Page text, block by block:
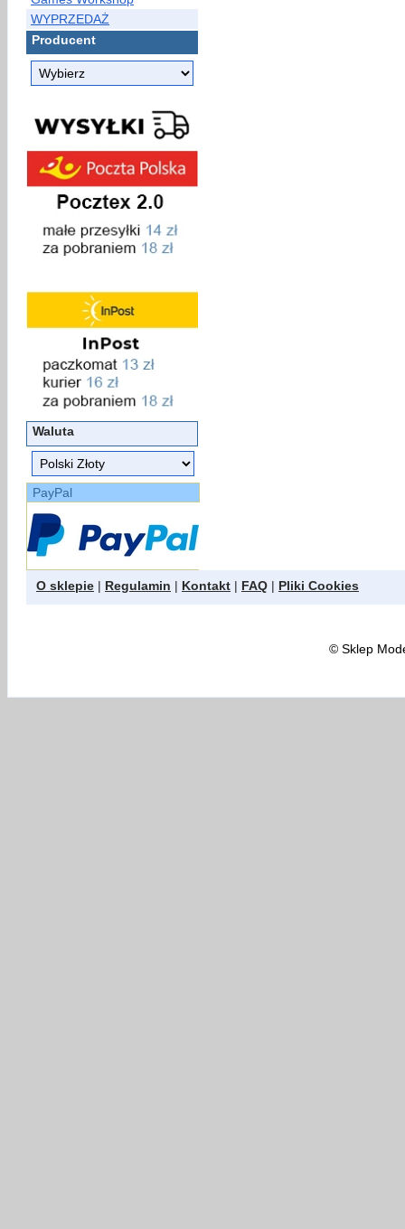
WYPRZEDAŻ
Producent
Waluta
PayPal
O sklepie | Regulamin | Kontakt | FAQ | Pliki Cookies
©Sklep